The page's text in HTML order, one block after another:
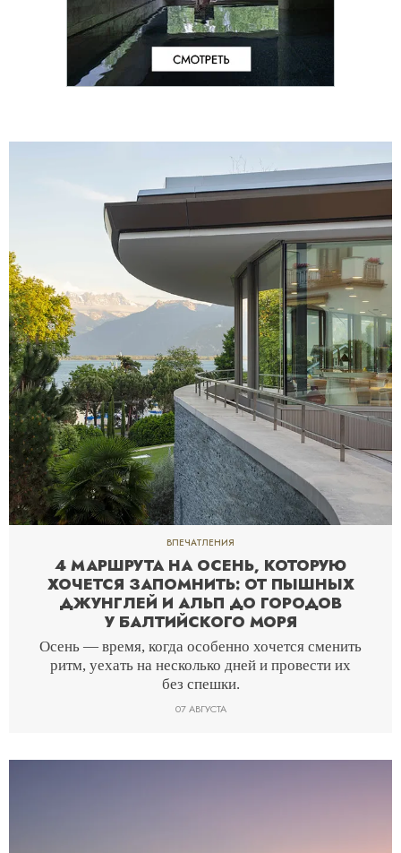
ВПЕЧАТЛЕНИЯ
4 МАРШРУТА НА ОСЕНЬ, КОТОРУЮ
ХОЧЕТСЯ ЗАПОМНИТЬ: ОТ ПЫШНЫХ
ДЖУНГЛЕЙ И АЛЬП ДО ГОРОДОВ
У БАЛТИЙСКОГО МОРЯ
Осень — время, когда особенно хочется сменить
ритм, уехать на несколько дней и провести их
без спешки.
07 АВГУСТА